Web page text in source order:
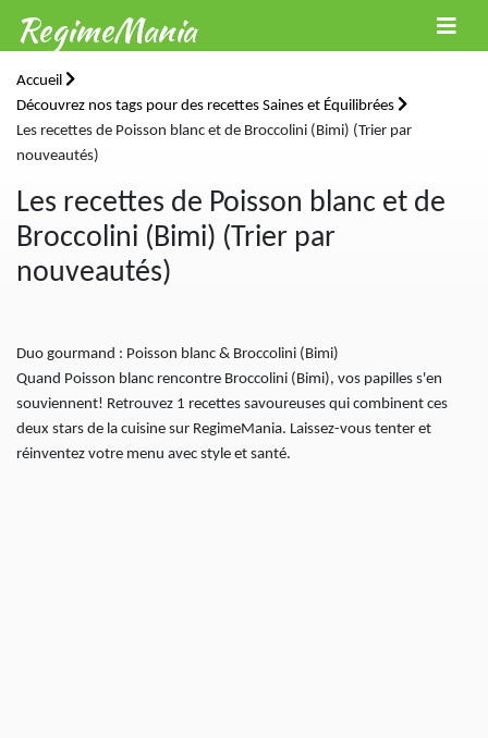
RegimeMania
Accueil
Découvrez nos tags pour des recettes Saines et Équilibrées
Les recettes de Poisson blanc et de Broccolini (Bimi) (Trier par
nouveautés)
Les recettes de Poisson blanc et de
Broccolini (Bimi) (Trier par
nouveautés)
Duo gourmand : Poisson blanc & Broccolini (Bimi)
Quand Poisson blanc rencontre Broccolini (Bimi), vos papilles s'en
souviennent! Retrouvez 1 recettes savoureuses qui combinent ces
deux stars de la cuisine sur RegimeMania. Laissez-vous tenter et
réinventez votre menu avec style et santé.